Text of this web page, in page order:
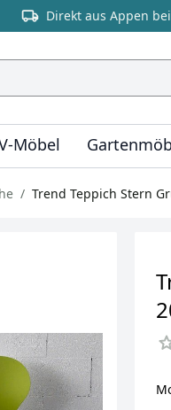
Direkt aus Appen
Möbel
Trend Teppich Stern